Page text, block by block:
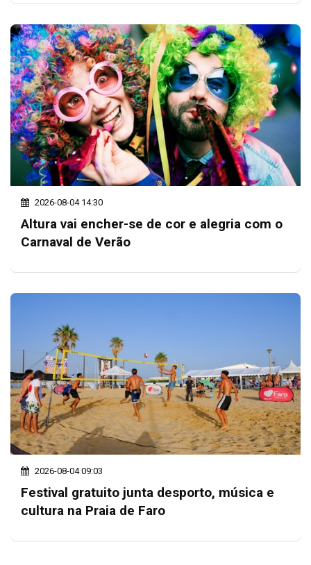
2026-08-04 14:30
Altura vai encher-se de cor e alegria com o
Carnaval de Verão
2026-08-04 09:03
Festival gratuito junta desporto, música e
cultura na Praia de Faro